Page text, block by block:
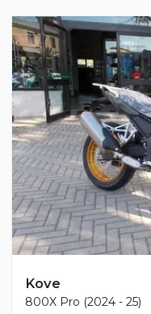
Kove
800X Pro (2024 - 25)